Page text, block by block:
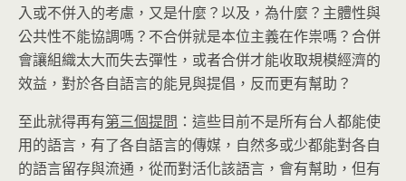
入或不併入的考慮，又是什麼？以及，為什麼？主體性與
公共性不能協調嗎？不合併就是本位主義在作祟嗎？合併
會讓組織太大而失去彈性，或者合併才能收取規模經濟的
效益，對於各自語言的能見與提倡，反而更有幫助？
至此就得再有第三個提問 ：這些目前不是所有台人都能使
用的語言，有了各自語言的傳媒，自然多或少都能對各自
的語言留存與流通，從而對活化該語言，會有幫助，但有